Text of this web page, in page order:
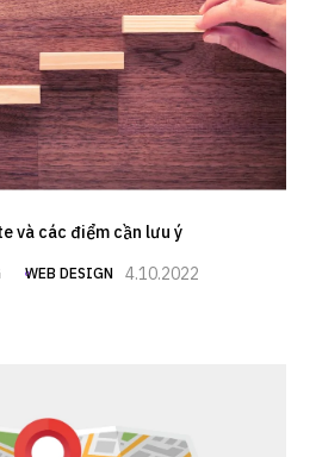
và các điểm cần lưu ý
WEB DESIGN 4.10.2022